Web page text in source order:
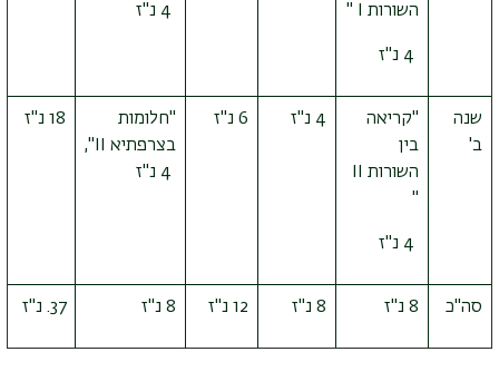
השורות I
"
שנה
ב'
"קריאה
בין
השורות II
"
4 נ"ז 6 נ"ז
"חלומות
בצרפתיא II
",
18 נ"ז
סה"כ 8 נ"ז 8 נ"ז 12 נ"ז 8 נ"ז נ"ז